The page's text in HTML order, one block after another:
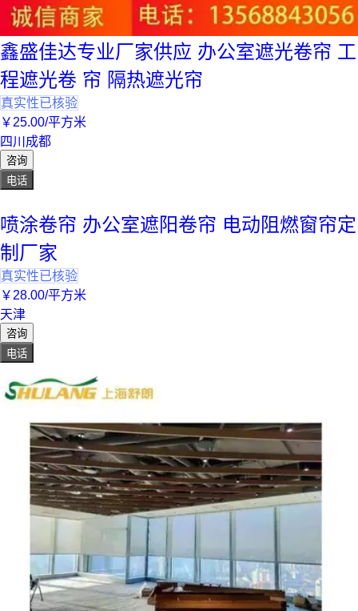
鑫盛佳达专业厂家供应 办公室遮光卷帘 工
程遮光卷 帘 隔热遮光帘
真实性已核验
￥ 25.00/平方米
四川成都
咨询
电话
喷涂卷帘 办公室遮阳卷帘 电动阻燃窗帘定
制厂家
真实性已核验
￥ 28.00/平方米
天津
咨询
电话